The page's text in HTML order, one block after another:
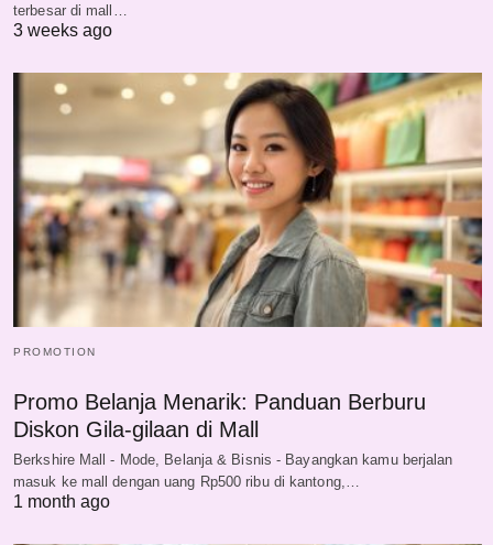
terbesar di mall…
3 weeks ago
PROMOTION
Promo Belanja Menarik: Panduan Berburu
Diskon Gila-gilaan di Mall
Berkshire Mall - Mode, Belanja & Bisnis - Bayangkan kamu berjalan
masuk ke mall dengan uang Rp500 ribu di kantong,…
1 month ago